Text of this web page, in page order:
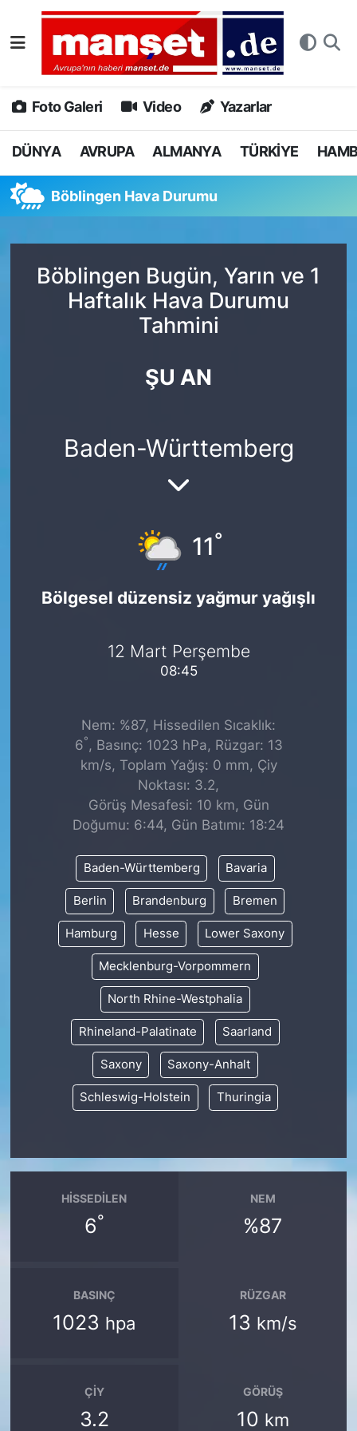
Foto Galeri Video Yazarlar
DÜNYA AVRUPA ALMANYA TÜRKİYE
Böblingen Hava Durumu
Böblingen Bugün, Yarın ve 1
Haftalık Hava Durumu
Tahmini
ŞU AN
Baden-Württemberg
11°
Bölgesel düzensiz yağmur yağışlı
12 Mart Perşembe
08:45
Nem: %87, Hissedilen Sıcaklık:
6° , Basınç: 1023 hPa, Rüzgar: 13
km/s, Toplam Yağış: 0 mm, Çiy
Noktası: 3.2,
Görüş Mesafesi: 10 km, Gün
Doğumu: 6:44, Gün Batımı: 18:24
Baden-Württemberg Bavaria
Berlin Brandenburg Bremen
Hamburg Hesse Lower Saxony
Mecklenburg-Vorpommern
North Rhine-Westphalia
Rhineland-Palatinate Saarland
Saxony Saxony-Anhalt
Schleswig-Holstein Thuringia
HISSEDILEN
6°
NEM
%87
BASINÇ
1023 hpa
RÜZGAR
13 km/s
ÇIY
3.2
GÖRÜŞ
10 km
DÜNYA
AVRUPA
ALMANYA
SPOR
DEUTSCH
Nöbetçi Eczaneler
Hava Durumu
Namaz Vakitleri
Tüm Manşetler
Son Dakika Haberleri